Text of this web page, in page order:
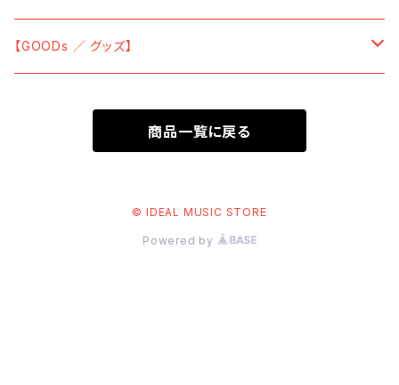
【LENS CLOTH ／ メガネ拭き】
【TOWEL ／ タオル・手ぬぐい】
【CD】
【DVD】
【GOODs ／ グッズ】
【SWEAT ／ トレーナー】
【HOODIE ／ パーカー】
商品一覧に戻る
© IDEAL MUSIC STORE
Powered by